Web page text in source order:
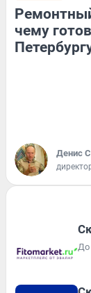
чему
Денис
До